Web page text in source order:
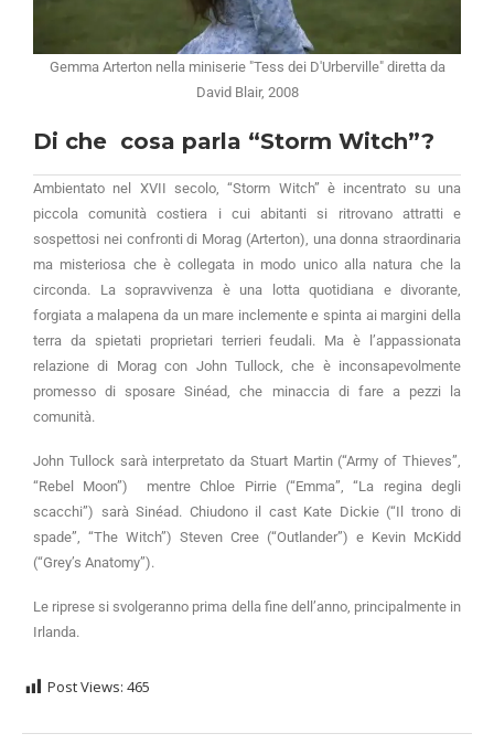
Gemma Arterton nella miniserie "Tess dei D'Urberville" diretta da
David Blair, 2008
Di che cosa parla “Storm Witch”?
Ambientato nel XVII secolo, “Storm Witch” è incentrato su una
piccola comunità costiera i cui abitanti si ritrovano attratti e
sospettosi nei confronti di Morag (Arterton), una donna straordinaria
ma misteriosa che è collegata in modo unico alla natura che la
circonda. La sopravvivenza è una lotta quotidiana e divorante,
forgiata a malapena da un mare inclemente e spinta ai margini della
terra da spietati proprietari terrieri feudali. Ma è l’appassionata
relazione di Morag con John Tullock, che è inconsapevolmente
promesso di sposare Sinéad, che minaccia di fare a pezzi la
comunità.
John Tullock sarà interpretato da Stuart Martin (“Army of Thieves”,
“Rebel Moon”) mentre Chloe Pirrie (“Emma”, “La regina degli
scacchi”) sarà Sinéad. Chiudono il cast Kate Dickie (“Il trono di
spade”, “The Witch”) Steven Cree (“Outlander”) e Kevin McKidd
(“Grey’s Anatomy”).
Le riprese si svolgeranno prima della fine dell’anno, principalmente in
Irlanda.
Post Views: 465